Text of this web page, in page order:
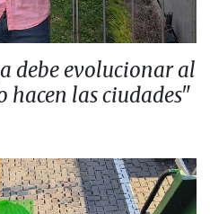
debe evolucionar al
las ciudades"